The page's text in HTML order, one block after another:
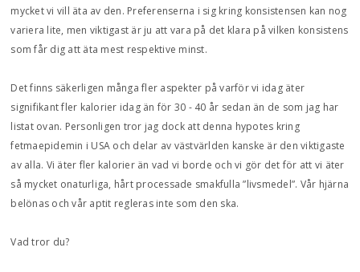
mycket vi vill äta av den. Preferenserna i sig kring konsistensen kan nog
variera lite, men viktigast är ju att vara på det klara på vilken konsistens
som får dig att äta mest respektive minst.
Det finns säkerligen många fler aspekter på varför vi idag äter
signifikant fler kalorier idag än för 30 - 40 år sedan än de som jag har
listat ovan. Personligen tror jag dock att denna hypotes kring
fetmaepidemin i USA och delar av västvärlden kanske är den viktigaste
av alla. Vi äter fler kalorier än vad vi borde och vi gör det för att vi äter
så mycket onaturliga, hårt processade smakfulla ”livsmedel”. Vår hjärna
belönas och vår aptit regleras inte som den ska.
Vad tror du?